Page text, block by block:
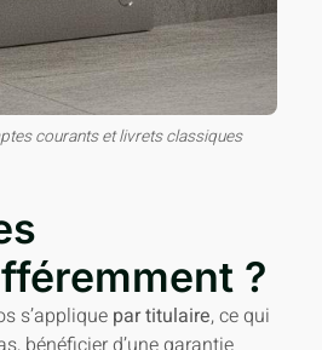
courants et livrets classiques
?
s’applique par titulaire, ce qui